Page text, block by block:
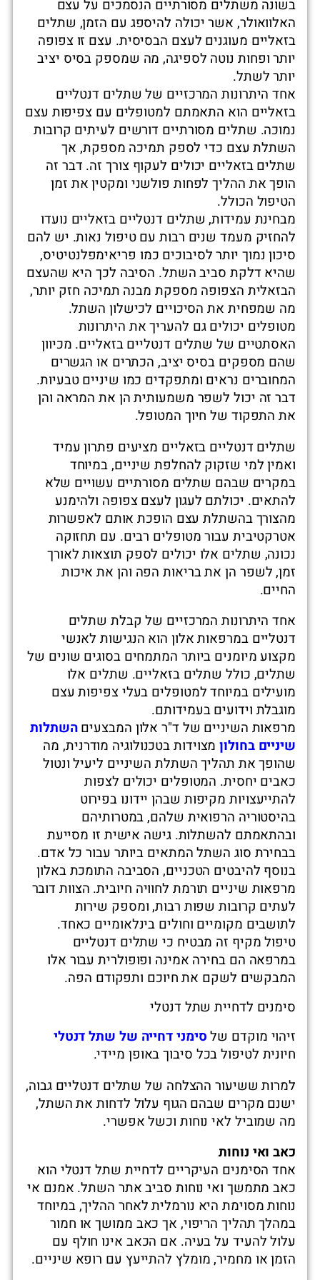
בשונה משתלים מסורתיים הנסמכים על עצם
האלוואולר, אשר יכולה להיספג עם הזמן, שתלים
בזאליים מעוגנים לעצם הבסיסית. עצם זו צפופה
יותר ופחות נוטה לספיגה, מה שמספק בסיס יציב
יותר לשתל.
אחד היתרונות המרכזיים של שתלים דנטליים
בזאליים הוא התאמתם למטופלים עם צפיפות עצם
נמוכה. שתלים מסורתיים דורשים לעיתים קרובות
השתלת עצם כדי לספק תמיכה מספקת, אך
שתלים בזאליים יכולים לעקוף צורך זה. דבר זה
הופך את ההליך לפחות פולשני ומקטין את זמן
הטיפול הכולל.
מבחינת עמידות, שתלים דנטליים בזאליים נועדו
להחזיק מעמד שנים רבות עם טיפול נאות. יש להם
סיכון נמוך יותר לסיבוכים כמו פריאימפלנטיטיס,
שהיא דלקת סביב השתל. הסיבה לכך היא שהעצם
הבזאלית הצפופה מספקת מבנה תמיכה חזק יותר,
מה שמפחית את הסיכויים לכישלון השתל.
מטופלים יכולים גם להעריך את היתרונות
האסתטיים של שתלים דנטליים בזאליים. מכיוון
שהם מספקים בסיס יציב, הכתרים או הגשרים
המחוברים נראים ומתפקדים כמו שיניים טבעיות.
דבר זה יכול לשפר משמעותית הן את המראה והן
את התפקוד של חיוך המטופל.
שתלים דנטליים בזאליים מציעים פתרון עמיד
ואמין למי שזקוק להחלפת שיניים, במיוחד
במקרים שבהם שתלים מסורתיים עשויים שלא
להתאים. יכולתם לעגון לעצם צפופה ולהימנע
מהצורך בהשתלת עצם הופכת אותם לאפשרות
אטרקטיבית עבור מטופלים רבים. עם תחזוקה
נכונה, שתלים אלו יכולים לספק תוצאות לאורך
זמן, לשפר הן את בריאות הפה והן את איכות
החיים.
אחד היתרונות המרכזיים של קבלת שתלים
דנטליים במרפאות אלון הוא הנגישות לאנשי
מקצוע מיומנים ביותר המתמחים בסוגים שונים של
שתלים, כולל שתלים בזאליים. שתלים אלו
מועילים במיוחד למטופלים בעלי צפיפות עצם
מוגבלת וידועים בעמידותם.
מרפאות השיניים של ד"ר אלון המבצעיםהשתלות
שיניים בחולוןמצוידות בטכנולוגיה מודרנית, מה
שהופך את תהליך השתלת השיניים ליעיל ונטול
כאבים יחסית. המטופלים יכולים לצפות
להתייעצויות מקיפות שבהן יידונו בפירוט
בהיסטוריה הרפואית שלהם, במטרותיהם
ובהתאמתם להשתלות. גישה אישית זו מסייעת
בבחירת סוג השתל המתאים ביותר עבור כל אדם.
בנוסף להיבטים הטכניים, הסביבה התומכת באלון
מרפאות שיניים תורמת לחוויה חיובית. הצוות דובר
לעתים קרובות שפות רבות, ומספק שירות
לתושבים מקומיים וחולים בינלאומיים כאחד.
טיפול מקיף זה מבטיח כי שתלים דנטליים
במרפאה הם בחירה אמינה ופופולרית עבור אלו
המבקשים לשקם את חיוכם ותפקודם הפה.
סימנים לדחיית שתל דנטלי
זיהוי מוקדם שלסימני דחייה של שתל דנטלי
חיונית לטיפול בכל סיבוך באופן מיידי.
למרות ששיעור ההצלחה של שתלים דנטליים גבוה,
ישנם מקרים שבהם הגוף עלול לדחות את השתל,
מה שמוביל לאי נוחות וכשל אפשרי.
כאב ואי נוחות
אחד הסימנים העיקריים לדחיית שתל דנטלי הוא
כאב מתמשך ואי נוחות סביב אתר השתל. אמנם אי
נוחות מסוימת היא נורמלית לאחר ההליך, במיוחד
במהלך תהליך הריפוי, אך כאב ממושך או חמור
עלול להעיד על בעיה. אם הכאב אינו חולף עם
הזמן או מחמיר, מומלץ להתייעץ עם רופא שיניים.